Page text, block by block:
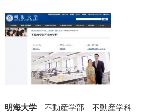
明海大学 不動産学部 不動産学科